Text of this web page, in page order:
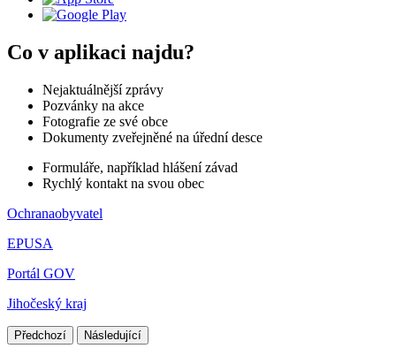
Co v aplikaci najdu?
Nejaktuálnější zprávy
Pozvánky na akce
Fotografie ze své obce
Dokumenty zveřejněné na úřední desce
Formuláře, například hlášení závad
Rychlý kontakt na svou obec
Ochranaobyvatel
EPUSA
Portál GOV
Jihočeský kraj
Předchozí Následující